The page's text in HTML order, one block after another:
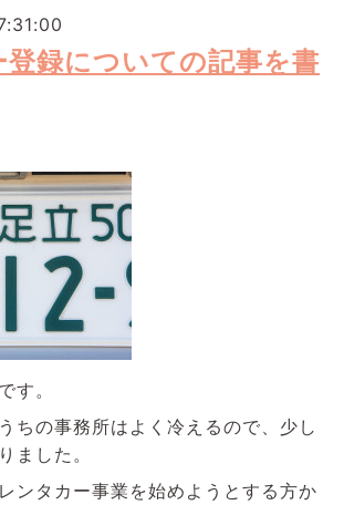
録についての記事を書
す。
ちの事務所はよく冷えるので、少し
ました。
ンタカー事業を始めようとする方か